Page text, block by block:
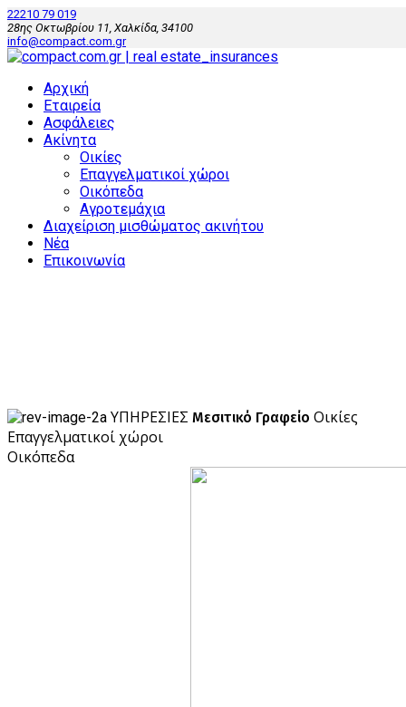
22210 79 019
28ης Οκτωβρίου 11, Χαλκίδα, 34100
info@compact.com.gr
Αρχική
Εταιρεία
Ασφάλειες
Ακίνητα
Οικίες
Επαγγελματικοί χώροι
Οικόπεδα
Αγροτεμάχια
Διαχείριση μισθώματος ακινήτου
Νέα
Επικοινωνία
ΥΠΗΡΕΣΙΕΣ Μεσιτικό Γραφείο Οικίες
Επαγγελματικοί χώροι
Οικόπεδα